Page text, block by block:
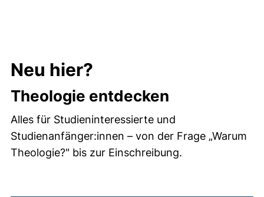
Neu hier?
Theologie entdecken
Alles für Studieninteressierte und
Studienanfänger:innen – von der Frage „Warum
Theologie?" bis zur Einschreibung.